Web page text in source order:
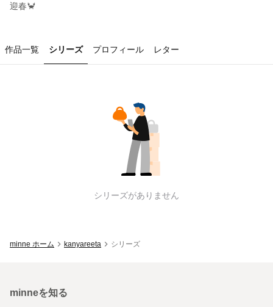
迎春🦀
作品一覧 シリーズ プロフィール レター
のシリーズ一覧
シリーズがありません
minne ホーム kanyareeta シリーズ
minneを知る